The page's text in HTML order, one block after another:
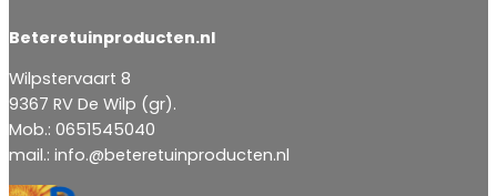
Beteretuinproducten.nl
Wilpstervaart 8
9367 RV De Wilp (gr).
Mob.: 0651545040
mail.: info.@beteretuinproducten.nl